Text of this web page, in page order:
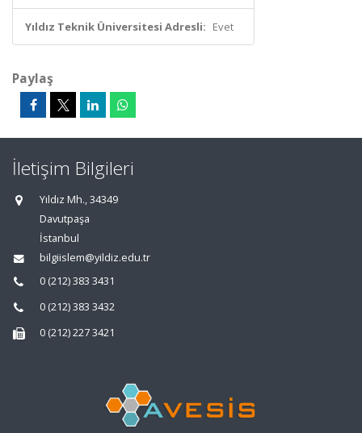
Yıldız Teknik Üniversitesi Adresli: Evet
Paylaş
İletişim Bilgileri
Yıldız Mh., 34349
Davutpaşa
İstanbul
bilgiislem@yildiz.edu.tr
0 (212) 383 3431
0 (212) 383 3432
0 (212) 227 3421